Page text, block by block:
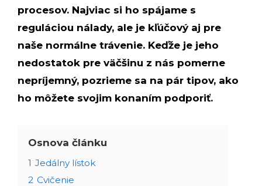
procesov. Najviac si ho spájame s
reguláciou nálady, ale je kľúčový aj pre
naše normálne trávenie. Keďže je jeho
nedostatok pre väčšinu z nás pomerne
nepríjemný, pozrieme sa na pár tipov, ako
ho môžete svojim konaním podporiť.
Osnova článku
1 Jedálny lístok
2 Cvičenie